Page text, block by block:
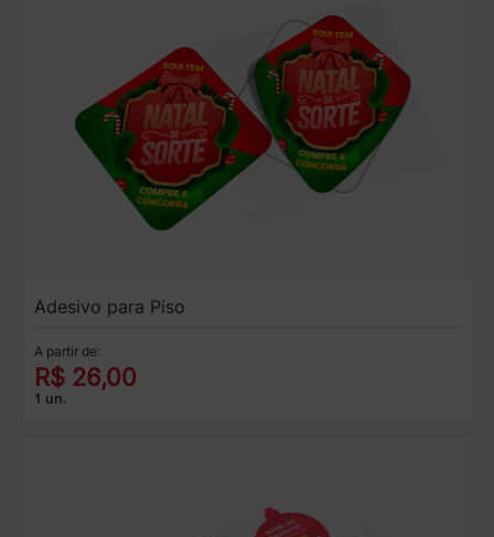
Adesivo para Piso
A partir de:
R$ 26,00
1 un.